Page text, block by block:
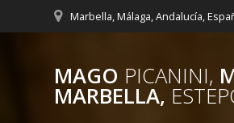
al
Marbella, Málaga, Andalucía,
MAGO PICANINI,
MARBELLA,